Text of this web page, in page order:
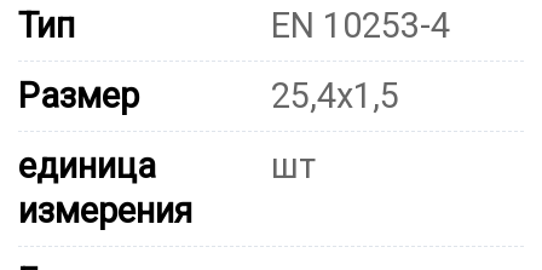
Тип
EN 10253-4
Размер
25,4x1,5
единица
измерения
шт